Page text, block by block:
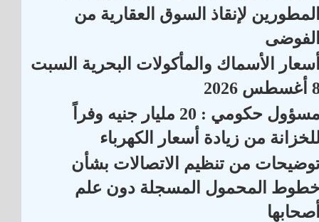
لإنقاذ السوق العقارية من
الأسماك والمأكولات البحرية السبت
2026
مسؤول حكومي : 20 مليار جنيه وفراً
من زيادة أسعار الكهرباء
من تنظيم الاتصالات بشأن
المحمول المسجلة دون علم